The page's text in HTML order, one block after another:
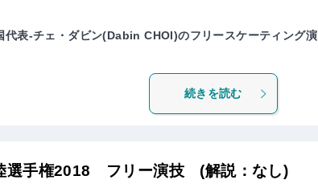
代表-チェ・ダビン(Dabin CHOI)のフリースケーティング演
続きを読む
選手権2018 フリー演技 (解説：なし)